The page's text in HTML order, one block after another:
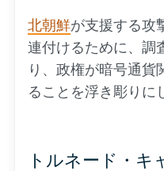
北朝鮮が支援する攻
連付けるために、調
り、政権が暗号通貨
ることを浮き彫りに
トルネード・キ